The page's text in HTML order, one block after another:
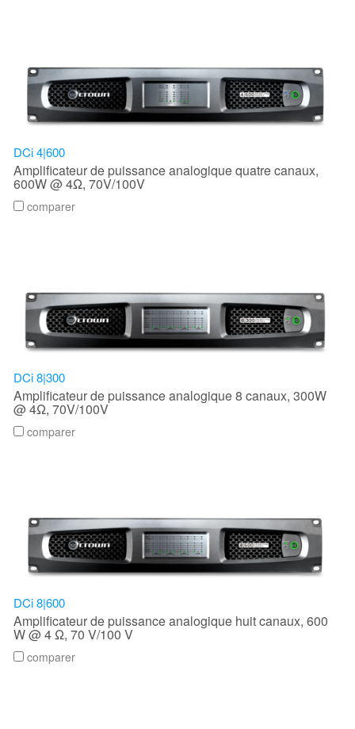
DCi 4|600
Amplificateur de puissance analogique quatre canaux,
600W @ 4Ω, 70V/100V
comparer
DCi 8|300
Amplificateur de puissance analogique 8 canaux, 300W
@ 4Ω, 70V/100V
comparer
DCi 8|600
Amplificateur de puissance analogique huit canaux, 600
W @ 4 Ω, 70 V/100 V
comparer